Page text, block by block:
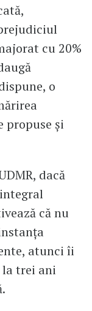
cu 20%
o
propuse și
dacă
că nu
atunci îi
la trei ani